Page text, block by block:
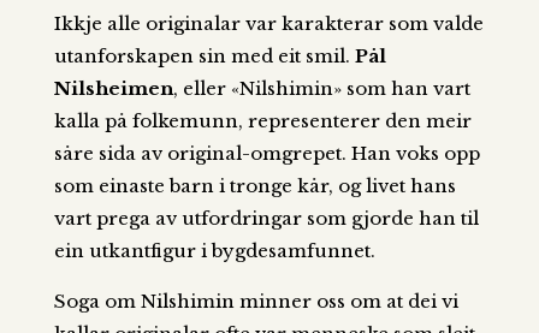
Ikkje alle originalar var karakterar som valde
utanforskapen sin med eit smil. Pål
Nilsheimen, eller «Nilshimin» som han vart
kalla på folkemunn, representerer den meir
såre sida av original-omgrepet. Han voks opp
som einaste barn i tronge kår, og livet hans
vart prega av utfordringar som gjorde han til
ein utkantfigur i bygdesamfunnet.
Soga om Nilshimin minner oss om at dei vi